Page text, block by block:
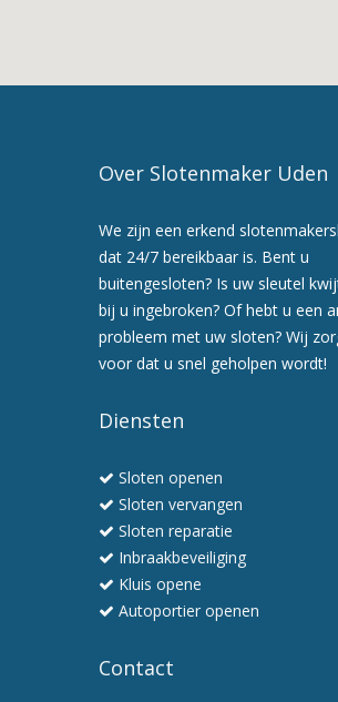
Slotenmaker
afspraak
preventiebezoek
professioneel
Over Slotenmaker Uden
We zijn een erkend
dat 24/7 bereikbaar is. Bent u
buitengesloten? Is uw sleutel
bij u ingebroken? Of hebt u een
probleem met uw sloten? Wij
voor dat u snel geholpen wordt!
Diensten
Sloten openen
Sloten vervangen
Sloten reparatie
Inbraakbeveiliging
Kluis opene
Autoportier openen
Contact